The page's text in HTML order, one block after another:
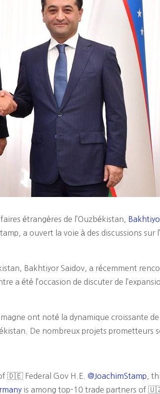
étrangères de l’Ouzbékistan,
a ouvert la voie à des discussions
Bakhtiyor Saidov, a récemment
a été l’occasion de discuter de
ont noté la dynamique croissante
De nombreux projets prometteurs
🇩🇪 Federal Gov H.E.@JoachimStamp ,
is among top-10 trade partners of